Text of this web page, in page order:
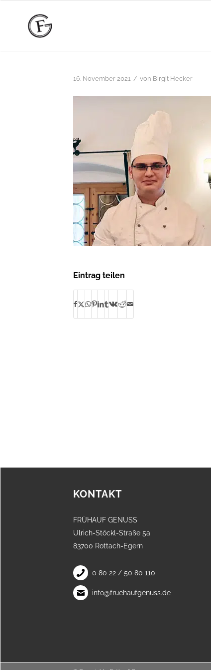
16. November 2021 / von Birgit Hecker
Eintrag teilen
KONTAKT
FRÜHAUF GENUSS
Ulrich-Stöckl-Straße 5a
83700 Rottach-Egern
0 80 22 / 50 80 110
info@fruehaufgenuss.de